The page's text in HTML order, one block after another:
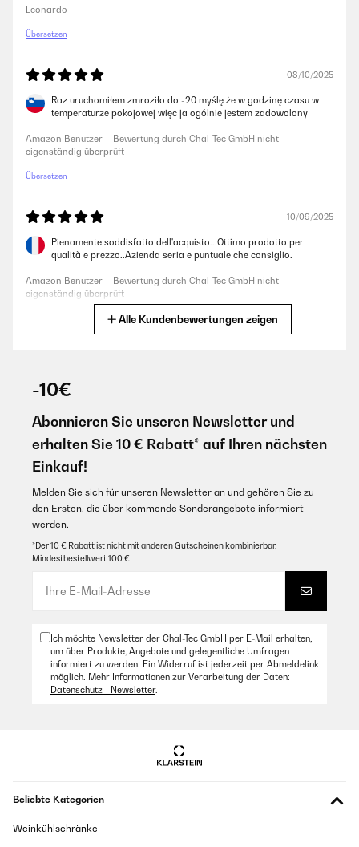
Leonardo
Übersetzen
08/10/2025
Raz uruchomiłem zmroziło do -20 myślę że w godzinę czasu w
temperaturze pokojowej więc ja ogólnie jestem zadowolony
Amazon Benutzer – Bewertung durch Chal-Tec GmbH nicht
eigenständig überprüft
Übersetzen
10/09/2025
Pienamente soddisfatto dell'acquisto...Ottimo prodotto per
qualità e prezzo..Azienda seria e puntuale che consiglio.
Amazon Benutzer – Bewertung durch Chal-Tec GmbH nicht
eigenständig überprüft
Caben muchas cosas, enfría rápido, buena compra.
Amazon Benutzer – Bewertung durch Chal-Tec GmbH nicht
23/08/2025
Parfaite et efficace mais mériterait une poignée rétractable plus
Amazon Benutzer – Bewertung durch Chal-Tec GmbH nicht
25/07/2025
Perfecto gran capacidad y calidad
Alle Kundenbewertungen zeigen
-10€
Abonnieren Sie unseren Newsletter und
erhalten Sie 10 € Rabatt* auf Ihren nächsten
Einkauf!
Melden Sie sich für unseren Newsletter an und gehören Sie zu
den Ersten, die über kommende Sonderangebote informiert
werden.
*Der 10 € Rabatt ist nicht mit anderen Gutscheinen kombinierbar.
Mindestbestellwert 100 €.
Ich möchte Newsletter der Chal-Tec GmbH per E-Mail erhalten,
um über Produkte, Angebote und gelegentliche Umfragen
informiert zu werden. Ein Widerruf ist jederzeit per Abmeldelink
möglich. Mehr Informationen zur Verarbeitung der Daten:
Datenschutz - Newsletter.
Beliebte Kategorien
Weinkühlschränke